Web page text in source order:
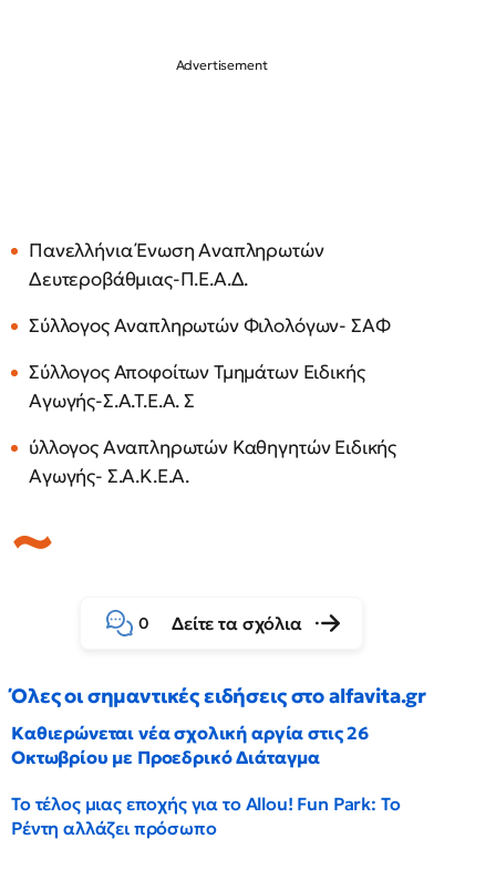
Πανελλήνια Ένωση Αναπληρωτών
Δευτεροβάθμιας-Π.Ε.Α.Δ.
Σύλλογος Αναπληρωτών Φιλολόγων- ΣΑΦ
Σύλλογος Αποφοίτων Τμημάτων Ειδικής
Αγωγής-Σ.Α.Τ.Ε.A. Σ
ύλλογος Αναπληρωτών Καθηγητών Ειδικής
Αγωγής- Σ.Α.Κ.Ε.Α.
0 Δείτε τα σχόλια
Όλες οι σημαντικές ειδήσεις στο alfavita.gr
Καθιερώνεται νέα σχολική αργία στις 26
Οκτωβρίου με Προεδρικό Διάταγμα
Το τέλος μιας εποχής για το Allou! Fun Park: Το
Ρέντη αλλάζει πρόσωπο